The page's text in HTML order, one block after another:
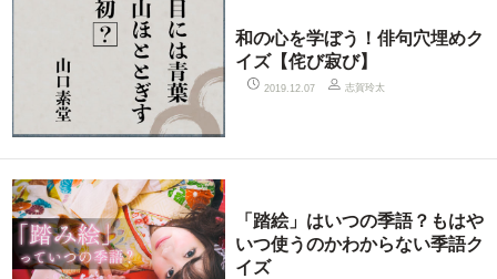
和の心を学ぼう！俳句穴埋めク
イズ【侘び寂び】
2019.12.07 志賀玲太
「踏絵」はいつの季語？もはや
いつ使うのかわからない季語ク
イズ